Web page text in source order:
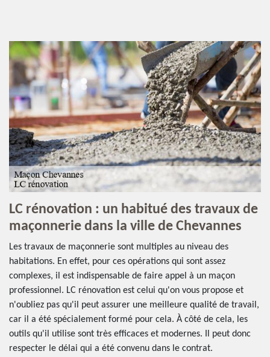
LC rénovation : un habitué des travaux de
maçonnerie dans la ville de Chevannes
Les travaux de maçonnerie sont multiples au niveau des
habitations. En effet, pour ces opérations qui sont assez
complexes, il est indispensable de faire appel à un maçon
professionnel. LC rénovation est celui qu'on vous propose et
n'oubliez pas qu'il peut assurer une meilleure qualité de travail,
car il a été spécialement formé pour cela. À côté de cela, les
outils qu'il utilise sont très efficaces et modernes. Il peut donc
respecter le délai qui a été convenu dans le contrat.